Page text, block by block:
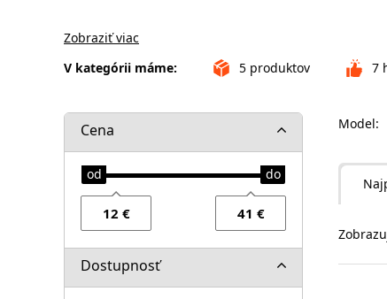
Zobraziť viac
V kategórii máme:
5 produktov 7
Cena
Dostupnosť
Model: